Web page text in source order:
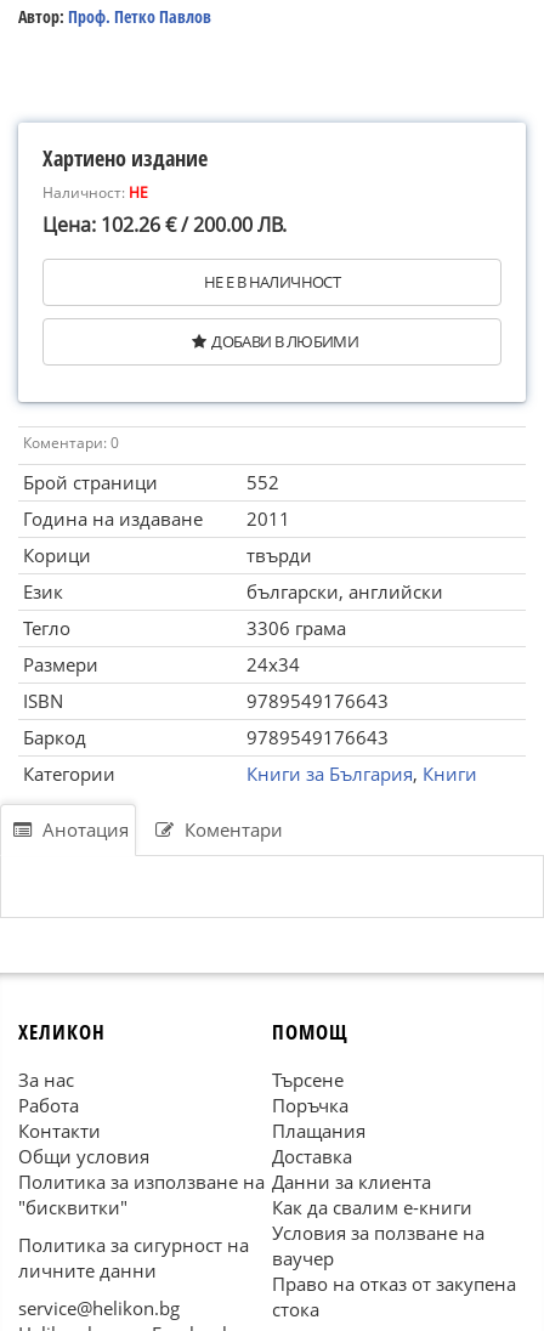
Автор: Проф. Петко Павлов
Хартиено издание
Наличност: НЕ
Цена: 102.26 € / 200.00 ЛВ.
НЕ Е В НАЛИЧНОСТ
ДОБАВИ В ЛЮБИМИ
Коментари: 0
Брой страници
552
Година на издаване
2011
Корици
твърди
Език
български, английски
Тегло
3306 грама
Размери
24x34
ISBN
9789549176643
Баркод
9789549176643
Категории
Книги за България, Книги
Анотация Коментари
ХЕЛИКОН
За нас
Работа
Контакти
Общи условия
Политика за използване на
"бисквитки"
Политика за сигурност на
личните данни
service@helikon.bg
ПОМОЩ
Търсене
Поръчка
Плащания
Доставка
Данни за клиента
Как да свалим е-книги
Условия за ползване на
ваучер
Право на отказ от закупена
стока